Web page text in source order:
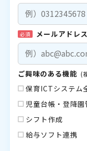
必須 メールアドレス
ご興味のある機能 (
保育ICTシステム
児童台帳・登降園
シフト作成
給与ソフト連携